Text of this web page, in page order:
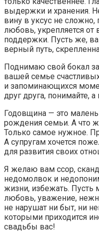
выдержки и хранения.
вину в уксус не
любовь, укрепляется
поддержки. Пусть же,
верный путь,
Поднимаю свой бокал
вашей семье
и запоминающихся
друг друга, понимайте,
Годовщина — это
рождения семьи. А что
Только самое нужное.
А супругам хочется
для развития своих
Я желаю вам ссор,
недомолвок и
жизни, избежать. Пусть
любовь, уважение,
не нарушат ни быт, ни
которыми приходится
свадьбы вас!